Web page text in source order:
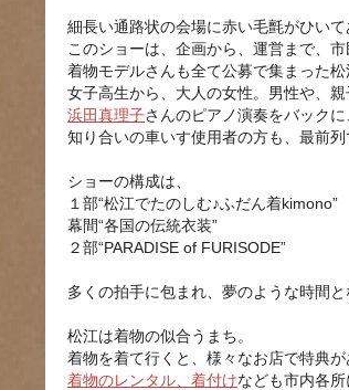
細長い通路状の会場に赤い毛氈がひい
このショーは、企画から、運営まで、市
着物モデルさんも全て公募で集まった松
女子高生から、大人の女性。男性や、
浜田真理子さんのピアノ演奏をバック
知り合いの車いす使用者の方も、最前列
ショーの構成は、
１部“松江でたのしむ♪ふだん着kimono”
幕間“各国の伝統衣装”
２部“PARADISE of FURISODE”
多くの拍手に包まれ、夢のような時間と
松江は着物の似合うまち。
着物を着て行くと、様々なお店で特典が
着物のレンタル、着付けなども市内各所